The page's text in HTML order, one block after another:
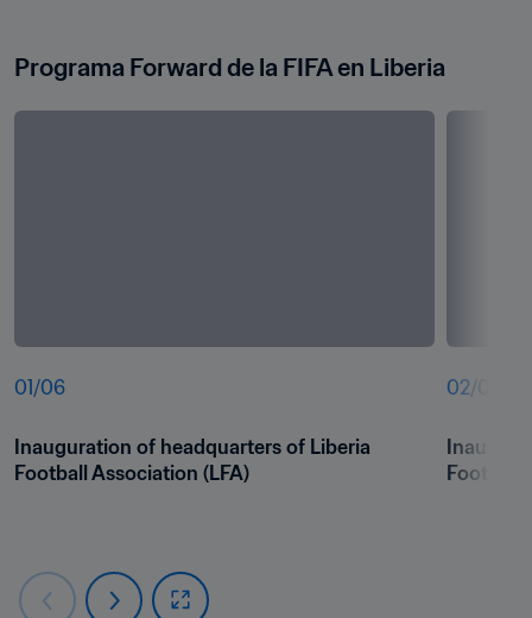
Programa Forward de la FIFA en Liberia
01 /06
Inauguration of headquarters of Liberia
Football Association (LFA)
02/06
Football